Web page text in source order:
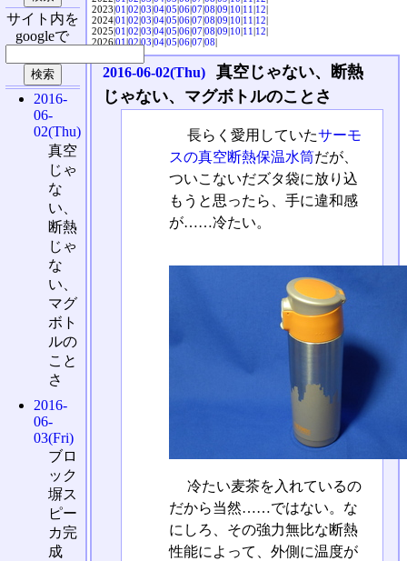
2023|01|02|03|04|05|06|07|08|09|10|11|12|
2024|01|02|03|04|05|06|07|08|09|10|11|12|
2025|01|02|03|04|05|06|07|08|09|10|11|12|
2026|01|02|03|04|05|06|07|08|
2016-06-02(Thu)
真空じゃない、断熱
じゃない、マグボトルのことさ
長らく愛用していたサーモ
スの真空断熱保温水筒だが、
ついこないだズタ袋に放り込
もうと思ったら、手に違和感
が……冷たい。
冷たい麦茶を入れているの
だから当然……ではない。な
にしろ、その強力無比な断熱
性能によって、外側に温度が
サイト内を
googleで
2016-
06-
02(Thu)
真空
じゃ
な
い、
断熱
じゃ
な
い、
マグ
ボト
ルの
こと
さ
2016-
06-
03(Fri)
ブロ
ック
塀ス
ピー
カ完
成